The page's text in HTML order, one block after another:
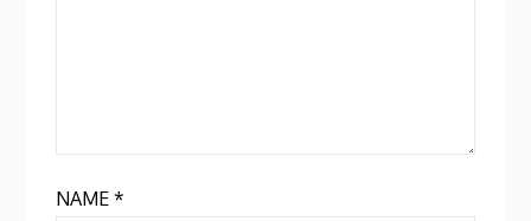
NAME*